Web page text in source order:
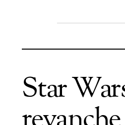
Star